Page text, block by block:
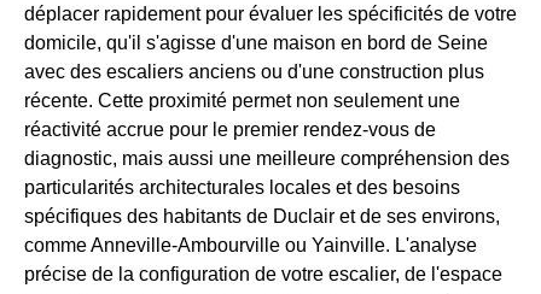
déplacer rapidement pour évaluer les spécificités de votre
domicile, qu'il s'agisse d'une maison en bord de Seine
avec des escaliers anciens ou d'une construction plus
récente. Cette proximité permet non seulement une
réactivité accrue pour le premier rendez-vous de
diagnostic, mais aussi une meilleure compréhension des
particularités architecturales locales et des besoins
spécifiques des habitants de Duclair et de ses environs,
comme Anneville-Ambourville ou Yainville. L'analyse
précise de la configuration de votre escalier, de l'espace